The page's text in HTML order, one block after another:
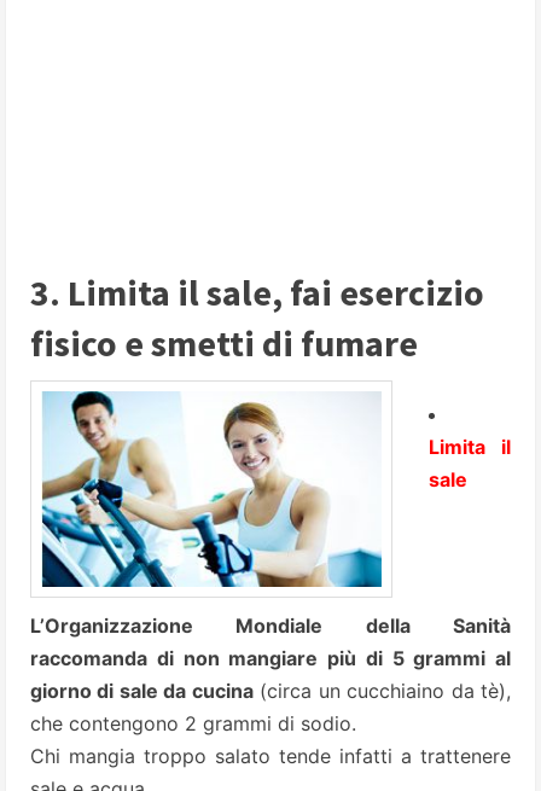
3. Limita il sale, fai esercizio
fisico e smetti di fumare
Limita il
sale
L’Organizzazione Mondiale della Sanità
raccomanda di non mangiare più di 5 grammi al
giorno di sale da cucina(circa un cucchiaino da tè),
che contengono 2 grammi di sodio.
Chi mangia troppo salato tende infatti a trattenere